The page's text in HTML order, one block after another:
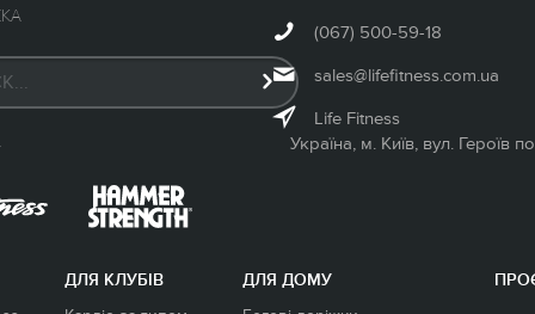
ДЛЯ КЛУБІВ
ДЛЯ ДОМУ
(067) 500-59-18
sales@lifefitness.com.ua
Life Fitness
Україна, м. Київ, вул. Героїв